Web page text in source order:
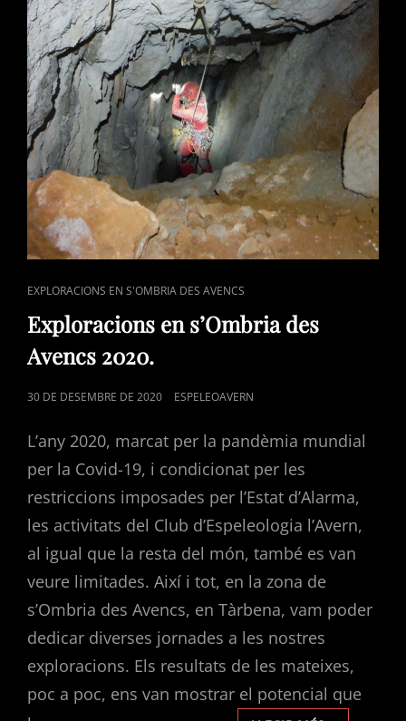
CAT
EXPLORACIONS EN S'OMBRIA DES AVENCS
Exploracions en s’Ombria des
Avencs 2020.
POSTED
30 DE DESEMBRE DE 2020 ESPELEOAVERN
L’any 2020, marcat per la pandèmia mundial
per la Covid-19, i condicionat per les
restriccions imposades per l’Estat d’Alarma,
les activitats del Club d’Espeleologia l’Avern,
al igual que la resta del món, també es van
veure limitades. Així i tot, en la zona de
s’Ombria des Avencs, en Tàrbena, vam poder
dedicar diverses jornades a les nostres
exploracions. Els resultats de les mateixes,
poc a poc, ens van mostrar el potencial que